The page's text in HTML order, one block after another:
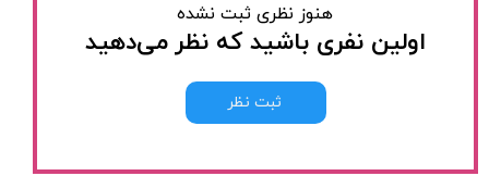
هنوز نظری ثبت نشده
اولین نفری باشید که نظر می‌دهید
ثبت نظر